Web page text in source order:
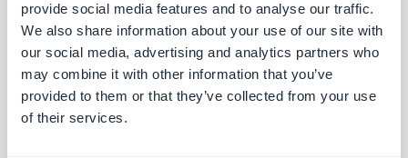
provide social media features and to analyse our traffic.
We also share information about your use of our site with
our social media, advertising and analytics partners who
may combine it with other information that you’ve
provided to them or that they’ve collected from your use
of their services.
Psykiater
Træner i sundhedssport
Dyreernæringsfysiolog
Konsulent i stresshåndtering